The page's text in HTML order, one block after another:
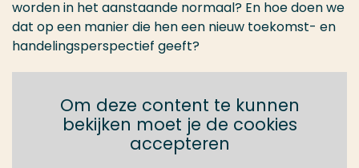
worden in het aanstaande normaal? En hoe doen we
dat op een manier die hen een nieuw toekomst- en
handelingsperspectief geeft?
Om deze content te kunnen
bekijken moet je de cookies
accepteren